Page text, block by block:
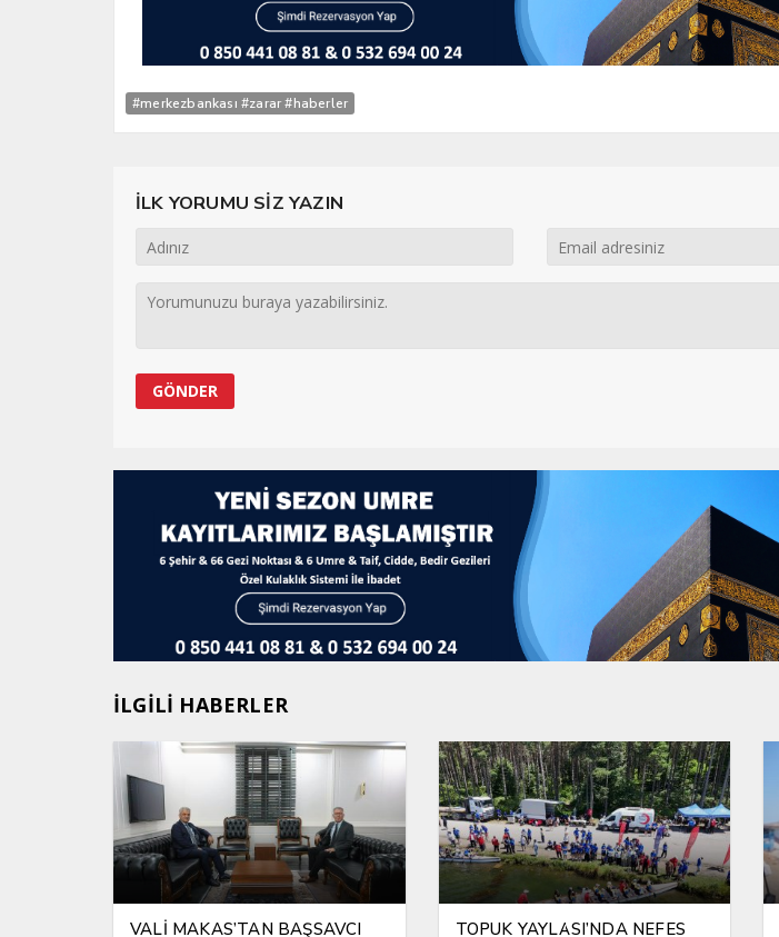
#merkezbankası #zarar #haberler
İLK YORUMU SİZ YAZIN
İLGİLİ HABERLER
VALİ MAKAS’TAN BAŞSAVCI TOPUK YAYLASI’NDA NEFES